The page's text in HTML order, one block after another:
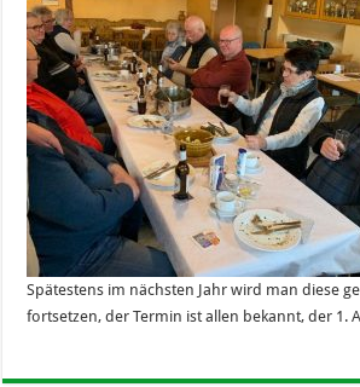
Spätestens im nächsten Jahr wird man diese
fortsetzen, der Termin ist allen bekannt, der 1.